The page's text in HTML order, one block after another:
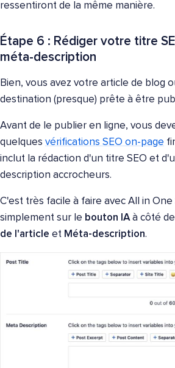
ressentiront de la même manière.
Étape 6 : Rédiger votre titre
méta-description
Bien, vous avez votre article de blog
destination (presque) prête à être
Avant de le publier en ligne, vous
quelques vérifications SEO on-page
inclut la rédaction d'un titre SEO et
description accrocheurs.
C'est très facile à faire avec All in One
simplement sur le bouton IAà côté
de l'article et Méta-description.